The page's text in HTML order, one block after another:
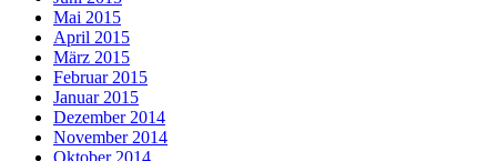
Mai 2015
April 2015
März 2015
Februar 2015
Januar 2015
Dezember 2014
November 2014
Oktober 2014